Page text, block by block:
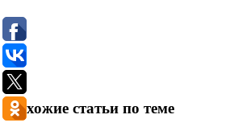
Похожие статьи по теме